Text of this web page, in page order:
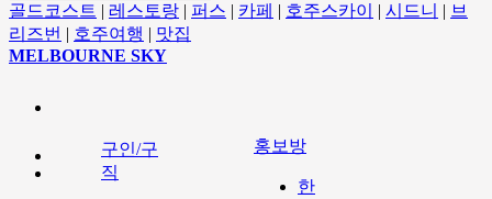
골드코스트 | 레스토랑 | 퍼스 | 카페 | 호주스카이 | 시드니 | 브
리즈번 | 호주여행 | 맛집
MELBOURNE SKY
구인/구
직
홍보방
한